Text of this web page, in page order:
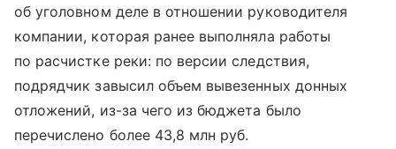
об уголовном деле в отношении руководителя
компании, которая ранее выполняла работы
по расчистке реки: по версии следствия,
подрядчик завысил объем вывезенных донных
отложений, из-за чего из бюджета было
перечислено более 43,8 млн руб.